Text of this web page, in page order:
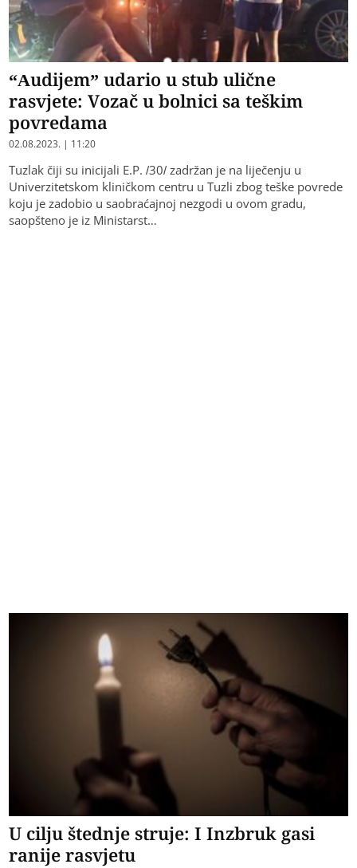
“Audijem” udario u stub ulične
rasvjete: Vozač u bolnici sa teškim
povredama
02.08.2023. | 11:20
Tuzlak čiji su inicijali E.P. /30/ zadržan je na liječenju u
Univerzitetskom kliničkom centru u Tuzli zbog teške povrede
koju je zadobio u saobraćajnoj nezgodi u ovom gradu,
saopšteno je iz Ministarst…
U cilju štednje struje: I Inzbruk gasi
ranije rasvjetu